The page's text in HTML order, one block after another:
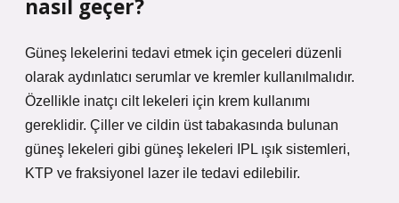
nasıl geçer?
Güneş lekelerini tedavi etmek için geceleri düzenli
olarak aydınlatıcı serumlar ve kremler kullanılmalıdır.
Özellikle inatçı cilt lekeleri için krem ​​kullanımı
gereklidir. Çiller ve cildin üst tabakasında bulunan
güneş lekeleri gibi güneş lekeleri IPL ışık sistemleri,
KTP ve fraksiyonel lazer ile tedavi edilebilir.